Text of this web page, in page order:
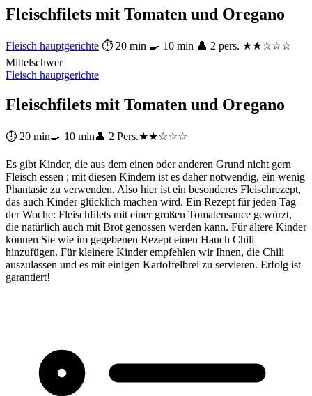
Fleischfilets mit Tomaten und Oregano
Fleisch hauptgerichte ⏱ 20 min 🍳 10 min 👤 2 pers. ★★☆☆☆
Mittelschwer
Fleisch hauptgerichte
Fleischfilets mit Tomaten und Oregano
⏱ 20 min🍳 10 min👤 2 Pers.★★☆☆☆
Es gibt Kinder, die aus dem einen oder anderen Grund nicht gern
Fleisch essen ; mit diesen Kindern ist es daher notwendig, ein wenig
Phantasie zu verwenden. Also hier ist ein besonderes Fleischrezept,
das auch Kinder glücklich machen wird. Ein Rezept für jeden Tag
der Woche: Fleischfilets mit einer großen Tomatensauce gewürzt,
die natürlich auch mit Brot genossen werden kann. Für ältere Kinder
können Sie wie im gegebenen Rezept einen Hauch Chili
hinzufügen. Für kleinere Kinder empfehlen wir Ihnen, die Chili
auszulassen und es mit einigen Kartoffelbrei zu servieren. Erfolg ist
garantiert!